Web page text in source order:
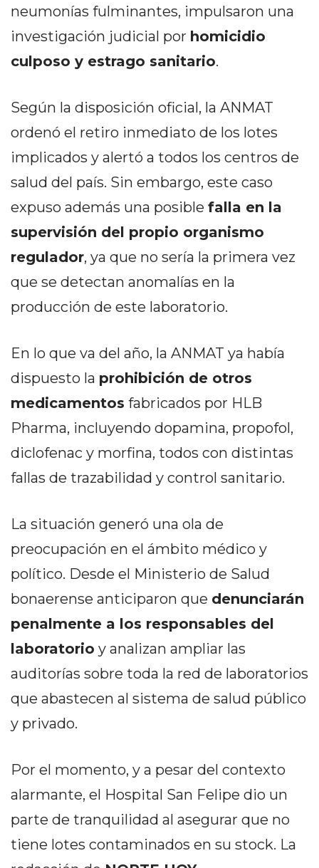
TAPA
DIARIO
DIARIO
DEPORTIVO
DE
MEDIOS
INFOPBA
PUBLICITÁ
EN
NORTE
HOY
HORA
NOTICIAS
ROJAS
VIRTUAL
DE
ARRECIFES
NOTICIAS
Y
CAMPANA
ZÁRATE
NOTICIAS
DE
EXALTACIÓN
DE
(BUENOS
AIRES)
EL
neumonías fulminantes, impulsaron una
investigación judicial por homicidio
culposo y estrago sanitario.
Según la disposición oficial, la ANMAT
ordenó el retiro inmediato de los lotes
implicados y alertó a todos los centros de
salud del país. Sin embargo, este caso
expuso además una posible falla en la
supervisión del propio organismo
regulador, ya que no sería la primera vez
que se detectan anomalías en la
producción de este laboratorio.
En lo que va del año, la ANMAT ya había
dispuesto la prohibición de otros
medicamentos fabricados por HLB
Pharma, incluyendo dopamina, propofol,
diclofenac y morfina, todos con distintas
fallas de trazabilidad y control sanitario.
La situación generó una ola de
preocupación en el ámbito médico y
político. Desde el Ministerio de Salud
bonaerense anticiparon que denunciarán
penalmente a los responsables del
laboratorio y analizan ampliar las
auditorías sobre toda la red de laboratorios
que abastecen al sistema de salud público
y privado.
Por el momento, y a pesar del contexto
alarmante, el Hospital San Felipe dio un
parte de tranquilidad al asegurar que no
tiene lotes contaminados en su stock. La